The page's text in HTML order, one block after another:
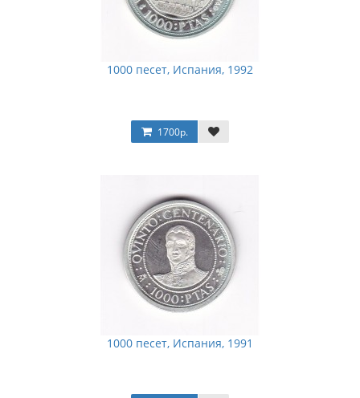
1000 песет, Испания, 1992
1700р.
1000 песет, Испания, 1991